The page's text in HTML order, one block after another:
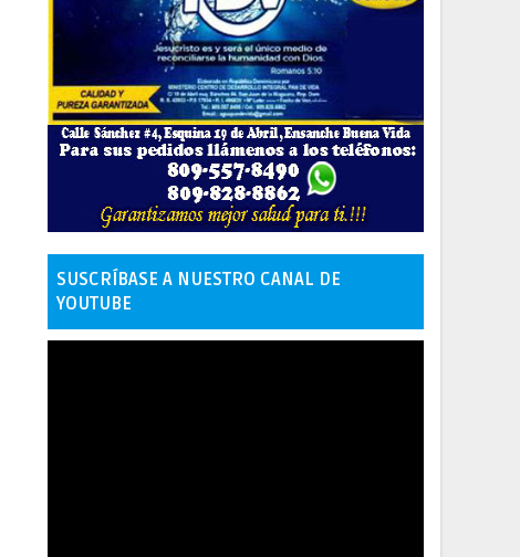
SUSCRÍBASE A NUESTRO CANAL DE
YOUTUBE